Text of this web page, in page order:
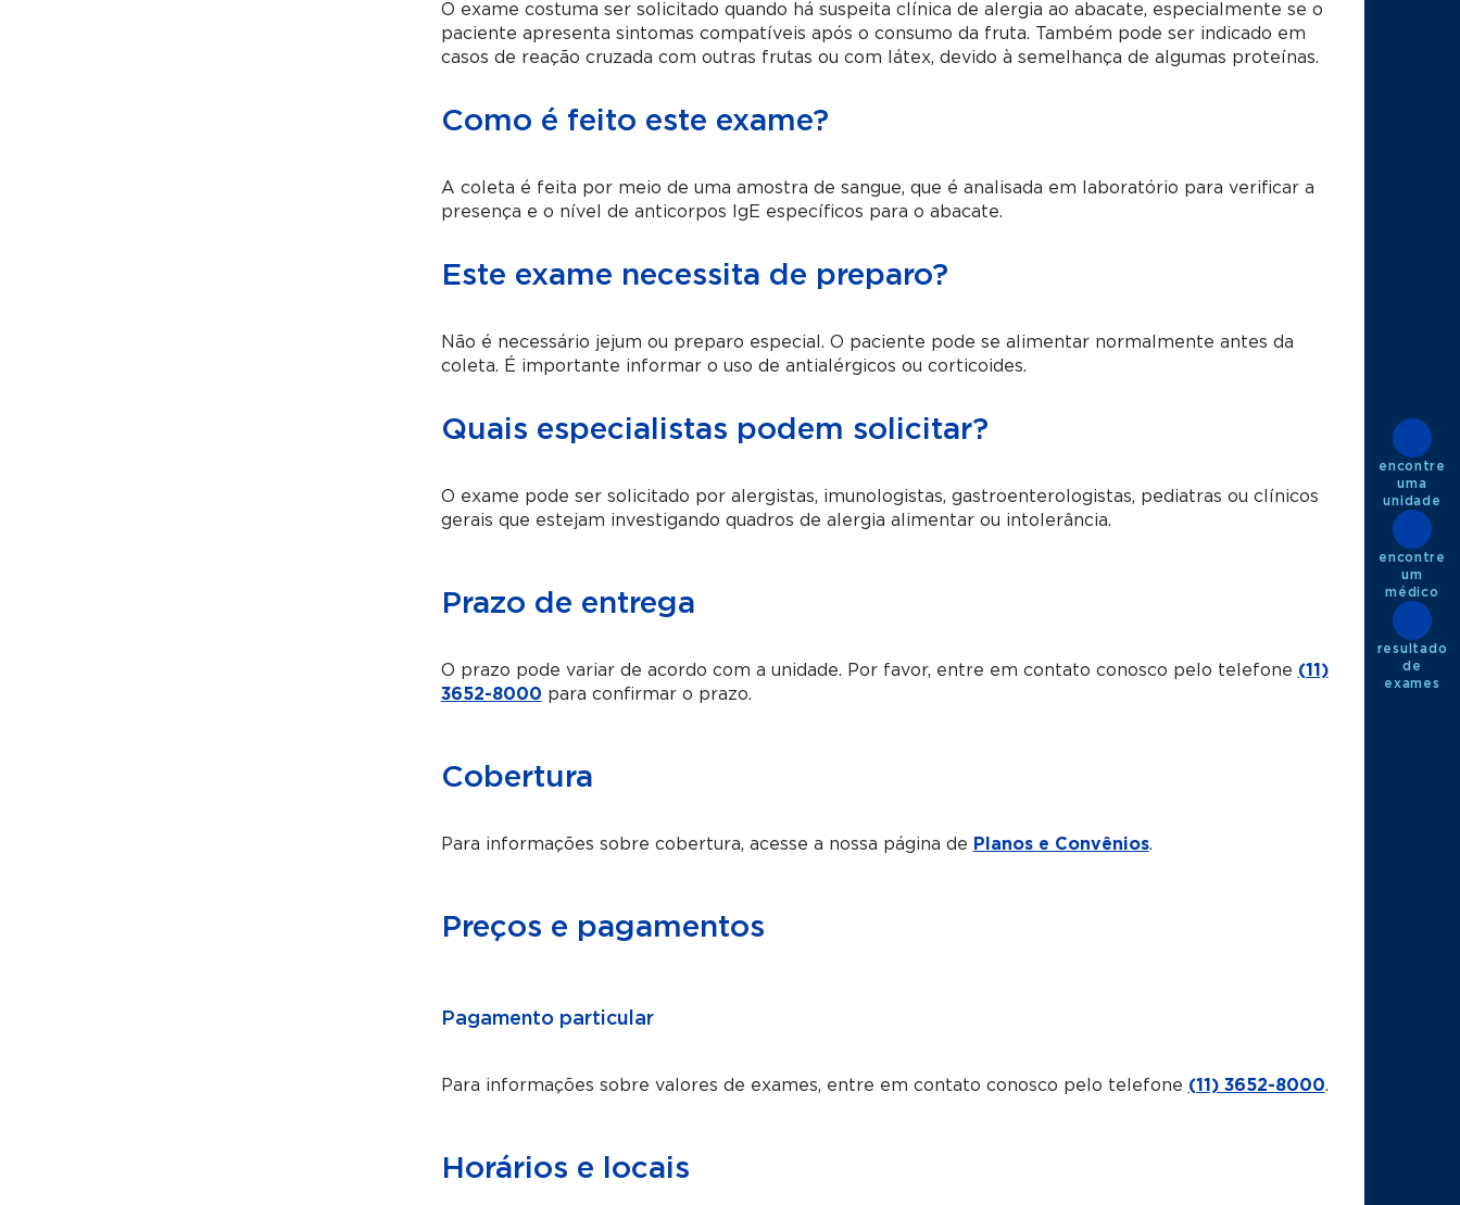
O exame costuma ser solicitado quando há suspeita clínica de alergia ao abacate, especialmente se o
paciente apresenta sintomas compatíveis após o consumo da fruta. Também pode ser indicado em
casos de reação cruzada com outras frutas ou com látex, devido à semelhança de algumas proteínas.
Como é feito este exame?
A coleta é feita por meio de uma amostra de sangue, que é analisada em laboratório para verificar a
presença e o nível de anticorpos IgE específicos para o abacate.
Este exame necessita de preparo?
Não é necessário jejum ou preparo especial. O paciente pode se alimentar normalmente antes da
coleta. É importante informar o uso de antialérgicos ou corticoides.
Quais especialistas podem solicitar?
O exame pode ser solicitado por alergistas, imunologistas, gastroenterologistas, pediatras ou clínicos
gerais que estejam investigando quadros de alergia alimentar ou intolerância.
Prazo de entrega
O prazo pode variar de acordo com a unidade. Por favor, entre em contato conosco pelo telefone (11)
3652-8000 para confirmar o prazo.
Cobertura
Para informações sobre cobertura, acesse a nossa página de Planos e Convênios.
Preços e pagamentos
Pagamento particular
Para informações sobre valores de exames, entre em contato conosco pelo telefone (11) 3652-8000.
Horários e locais
encontre
uma
unidade
encontre
um
médico
resultado
de
exames